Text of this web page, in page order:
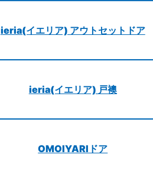
ieria(イエリア) アウトセットドア
ieria(イエリア) 戸襖
OMOIYARIドア